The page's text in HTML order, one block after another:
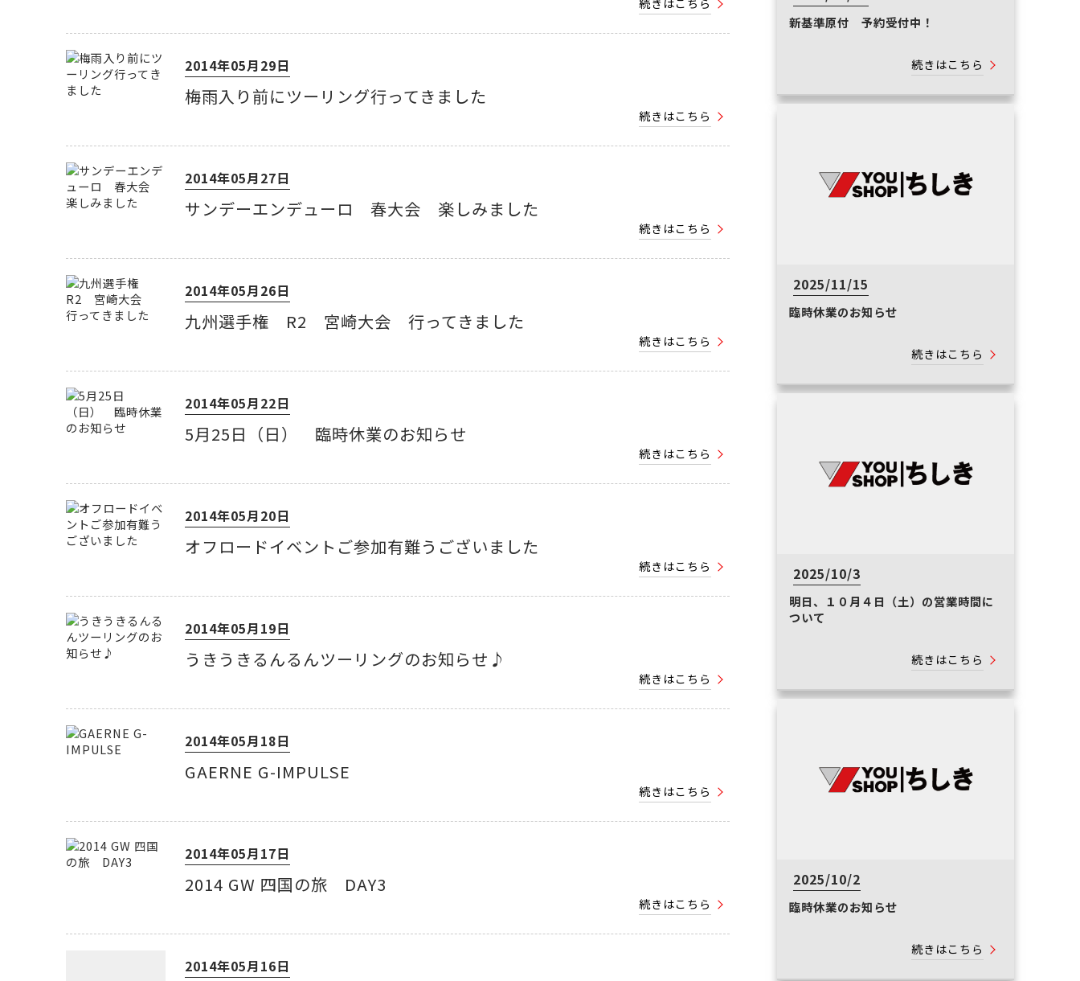
続きはこちら
2014年05月29日
梅雨入り前にツーリング行ってきました
続きはこちら
2014年05月27日
サンデーエンデューロ 春大会 楽しみました
続きはこちら
2014年05月26日
九州選手権 R2 宮崎大会 行ってきました
続きはこちら
2014年05月22日
5月25日（日） 臨時休業のお知らせ
続きはこちら
2014年05月20日
オフロードイベントご参加有難うございました
続きはこちら
2014年05月19日
うきうきるんるんツーリングのお知らせ♪
続きはこちら
2014年05月18日
GAERNE G-IMPULSE
続きはこちら
2014年05月17日
2014 GW 四国の旅 DAY3
続きはこちら
2014年05月16日
新基準原付 予約受付中！
続きはこちら
2025/11/15
臨時休業のお知らせ
続きはこちら
2025/10/3
明日、１０月４日（土）の営業時間に
ついて
続きはこちら
2025/10/2
臨時休業のお知らせ
続きはこちら